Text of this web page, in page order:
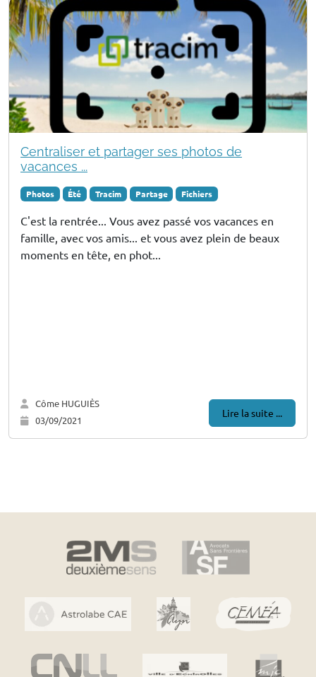
Centraliser et partager ses photos de
vacances ...
Photos Été Tracim Partage Fichiers
C'est la rentrée... Vous avez passé vos vacances en
famille, avec vos amis... et vous avez plein de beaux
moments en tête, en phot...
Côme HUGUIÈS
03/09/2021
Lire la suite ...